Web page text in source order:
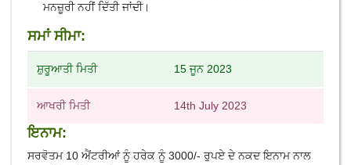
ਮਨਜ਼ੂਰੀ ਨਹੀਂ ਦਿੱਤੀ ਜਾਂਦੀ।
ਸਮਾਂ ਸੀਮਾ:
ਸ਼ੁਰੂਆਤੀ ਮਿਤੀ 15 ਜੂਨ 2023
ਆਖਰੀ ਮਿਤੀ 14th July 2023
ਇਨਾਮ:
ਸਰਵੋਤਮ 10 ਐਂਟਰੀਆਂ ਨੂੰ ਹਰੇਕ ਨੂੰ 3000/- ਰੁਪਏ ਦੇ ਨਕਦ ਇਨਾਮ ਨਾਲ